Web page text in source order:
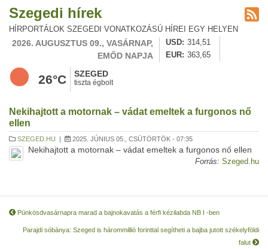
Szegedi hírek
HÍRPORTÁLOK SZEGEDI VONATKOZÁSÚ HÍREI EGY HELYEN
2026. AUGUSZTUS 09., VASÁRNAP,
EMŐD NAPJA
USD
314,51
EUR
363,65
26°C SZEGED
tiszta égbolt
Nekihajtott a motornak – vádat emeltek a furgonos nő
ellen
SZEGED.HU | 2025. JÚNIUS 05., CSÜTÖRTÖK - 07:35
Nekihajtott a motornak – vádat emeltek a furgonos nő ellen
Forrás: Szeged.hu
Pünkösdvasárnapra marad a bajnokavatás a férfi kézilabda NB I -ben
Parajdi sóbánya: Szeged is hárommillió forinttal segítheti a bajba jutott székelyföldi
falut